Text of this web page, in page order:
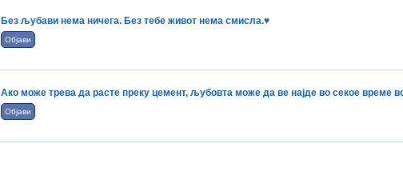
Без љубави нема ничега. Без тебе живот нема смисла.♥
Објави
Ако може трева да расте преку цемент, љубовта може да ве најде во секое време
Објави